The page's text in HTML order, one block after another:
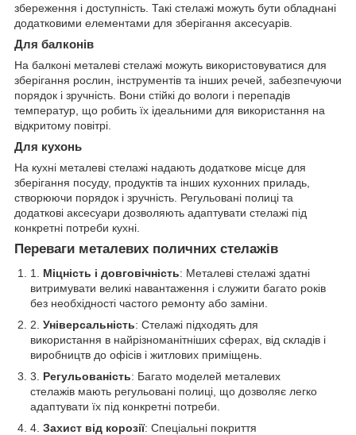
збереження і доступність. Такі стелажі можуть бути обладнані
додатковими елементами для зберігання аксесуарів.
Для балконів
На балконі металеві стелажі можуть використовуватися для
зберігання рослин, інструментів та інших речей, забезпечуючи
порядок і зручність. Вони стійкі до вологи і перепадів
температур, що робить їх ідеальними для використання на
відкритому повітрі.
Для кухонь
На кухні металеві стелажі надають додаткове місце для
зберігання посуду, продуктів та інших кухонних приладь,
створюючи порядок і зручність. Регульовані полиці та
додаткові аксесуари дозволяють адаптувати стелажі під
конкретні потреби кухні.
Переваги металевих поличних стелажів
Міцність і довговічність: Металеві стелажі здатні
витримувати великі навантаження і служити багато років
без необхідності частого ремонту або заміни.
Універсальність: Стелажі підходять для
використання в найрізноманітніших сферах, від складів і
виробництв до офісів і житлових приміщень.
Регульованість: Багато моделей металевих
стелажів мають регульовані полиці, що дозволяє легко
адаптувати їх під конкретні потреби.
Захист від корозії: Спеціальні покриття